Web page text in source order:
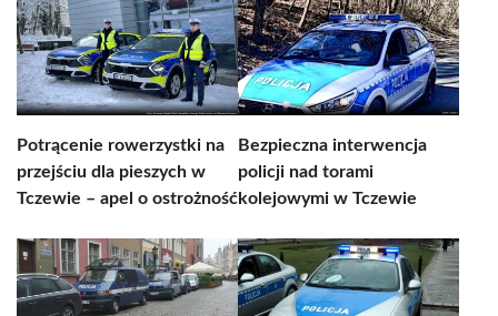
Potrącenie rowerzystki na
przejściu dla pieszych w
Tczewie – apel o ostrożność
Bezpieczna interwencja
policji nad torami
kolejowymi w Tczewie